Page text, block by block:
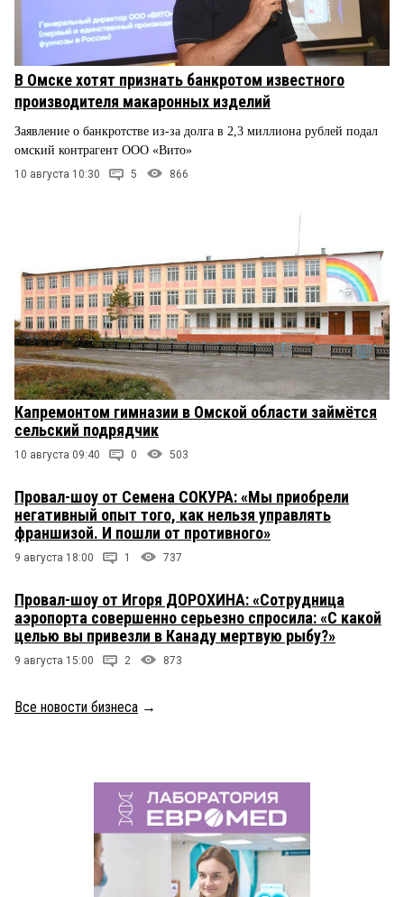
В Омске хотят признать банкротом известного
производителя макаронных изделий
Заявление о банкротстве из-за долга в 2,3 миллиона рублей подал
омский контрагент ООО «Вито»
10 августа 10:30 5 866
Капремонтом гимназии в Омской области займётся
сельский подрядчик
10 августа 09:40 0 503
Провал-шоу от Семена СОКУРА: «Мы приобрели
негативный опыт того, как нельзя управлять
франшизой. И пошли от противного»
9 августа 18:00 1 737
Провал-шоу от Игоря ДОРОХИНА: «Сотрудница
аэропорта совершенно серьезно спросила: «С какой
целью вы привезли в Канаду мертвую рыбу?»
9 августа 15:00 2 873
Все новости бизнеса →